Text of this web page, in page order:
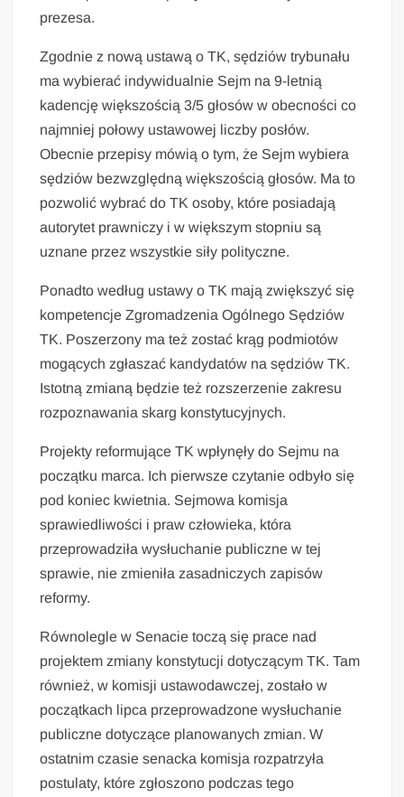
prezesa.
Zgodnie z nową ustawą o TK, sędziów trybunału
ma wybierać indywidualnie Sejm na 9-letnią
kadencję większością 3/5 głosów w obecności co
najmniej połowy ustawowej liczby posłów.
Obecnie przepisy mówią o tym, że Sejm wybiera
sędziów bezwzględną większością głosów. Ma to
pozwolić wybrać do TK osoby, które posiadają
autorytet prawniczy i w większym stopniu są
uznane przez wszystkie siły polityczne.
Ponadto według ustawy o TK mają zwiększyć się
kompetencje Zgromadzenia Ogólnego Sędziów
TK. Poszerzony ma też zostać krąg podmiotów
mogących zgłaszać kandydatów na sędziów TK.
Istotną zmianą będzie też rozszerzenie zakresu
rozpoznawania skarg konstytucyjnych.
Projekty reformujące TK wpłynęły do Sejmu na
początku marca. Ich pierwsze czytanie odbyło się
pod koniec kwietnia. Sejmowa komisja
sprawiedliwości i praw człowieka, która
przeprowadziła wysłuchanie publiczne w tej
sprawie, nie zmieniła zasadniczych zapisów
reformy.
Równolegle w Senacie toczą się prace nad
projektem zmiany konstytucji dotyczącym TK. Tam
również, w komisji ustawodawczej, zostało w
początkach lipca przeprowadzone wysłuchanie
publiczne dotyczące planowanych zmian. W
ostatnim czasie senacka komisja rozpatrzyła
postulaty, które zgłoszono podczas tego